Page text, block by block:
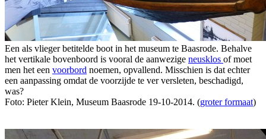
Een als vlieger betitelde boot in het museum te Baasrode. Behalve
het vertikale bovenboord is vooral de aanwezige neusklos of moet
men het een voorbord noemen, opvallend. Misschien is dat echter
een aanpassing omdat de voorzijde te ver versleten, beschadigd,
was?
Foto: Pieter Klein, Museum Baasrode 19-10-2014. (groter formaat)